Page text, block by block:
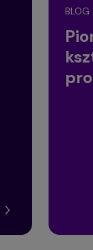
BLOG